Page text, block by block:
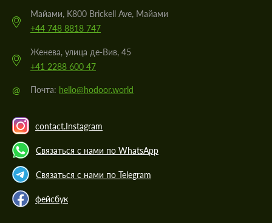
Майами, K800 Brickell Ave, Майами
+44 748 8818 747
Женева, улица де-Вив, 45
+41 2288 600 47
@ Почта: hello@hodoor.world
contact.Instagram
Связаться с нами по WhatsApp
Связаться с нами по Telegram
фейсбук